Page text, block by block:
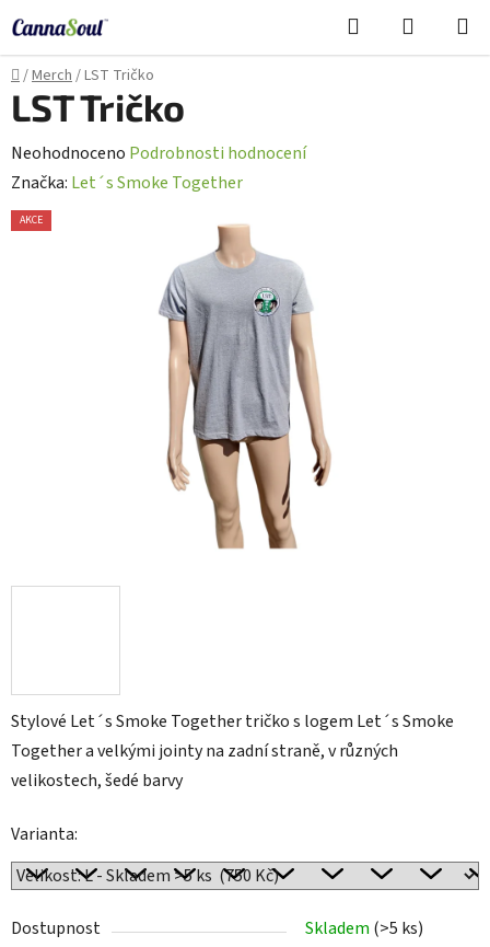
na
obsah
Hledat
KOŠÍK
Domů
/Merch/LST Tričko
Stylové Let´s Smoke Together tričko s logem Let´s Smoke
Together a velkými jointy na zadní straně, v různých
velikostech, šedé barvy
Varianta:
Dostupnost Skladem (>5 ks)
LST Tričko
Průměrné
hodnocení
produktu
Neohodnoceno Podrobnosti hodnocení
Značka: Let´s Smoke Together
AKCE
Cannasoul Asistent